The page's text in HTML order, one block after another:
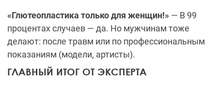
«Глютеопластика только для женщин!» — В 99
процентах случаев — да. Но мужчинам тоже
делают: после травм или по профессиональным
показаниям (модели, артисты).
ГЛАВНЫЙ ИТОГ ОТ ЭКСПЕРТА